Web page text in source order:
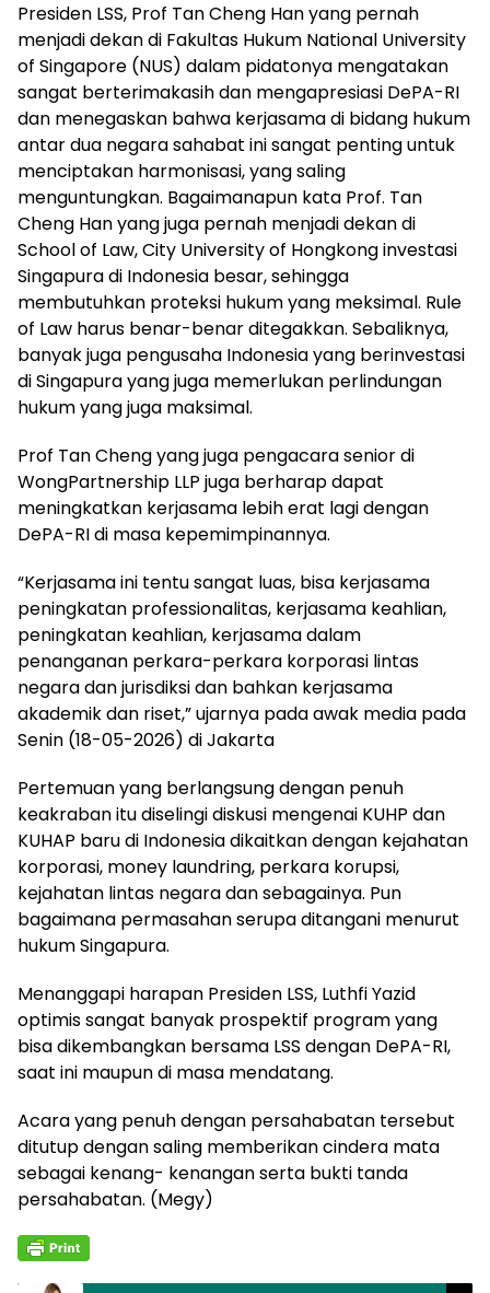
Presiden LSS, Prof Tan Cheng Han yang pernah
menjadi dekan di Fakultas Hukum National University
of Singapore (NUS) dalam pidatonya mengatakan
sangat berterimakasih dan mengapresiasi DePA-RI
dan menegaskan bahwa kerjasama di bidang hukum
antar dua negara sahabat ini sangat penting untuk
menciptakan harmonisasi, yang saling
menguntungkan. Bagaimanapun kata Prof. Tan
Cheng Han yang juga pernah menjadi dekan di
School of Law, City University of Hongkong investasi
Singapura di Indonesia besar, sehingga
membutuhkan proteksi hukum yang meksimal. Rule
of Law harus benar-benar ditegakkan. Sebaliknya,
banyak juga pengusaha Indonesia yang berinvestasi
di Singapura yang juga memerlukan perlindungan
hukum yang juga maksimal.
Prof Tan Cheng yang juga pengacara senior di
WongPartnership LLP juga berharap dapat
meningkatkan kerjasama lebih erat lagi dengan
DePA-RI di masa kepemimpinannya.
“Kerjasama ini tentu sangat luas, bisa kerjasama
peningkatan professionalitas, kerjasama keahlian,
peningkatan keahlian, kerjasama dalam
penanganan perkara-perkara korporasi lintas
negara dan jurisdiksi dan bahkan kerjasama
akademik dan riset,” ujarnya pada awak media pada
Senin (18-05-2026) di Jakarta
Pertemuan yang berlangsung dengan penuh
keakraban itu diselingi diskusi mengenai KUHP dan
KUHAP baru di Indonesia dikaitkan dengan kejahatan
korporasi, money laundring, perkara korupsi,
kejahatan lintas negara dan sebagainya. Pun
bagaimana permasahan serupa ditangani menurut
hukum Singapura.
Menanggapi harapan Presiden LSS, Luthfi Yazid
optimis sangat banyak prospektif program yang
bisa dikembangkan bersama LSS dengan DePA-RI,
saat ini maupun di masa mendatang.
Acara yang penuh dengan persahabatan tersebut
ditutup dengan saling memberikan cindera mata
sebagai kenang- kenangan serta bukti tanda
persahabatan. (Megy)